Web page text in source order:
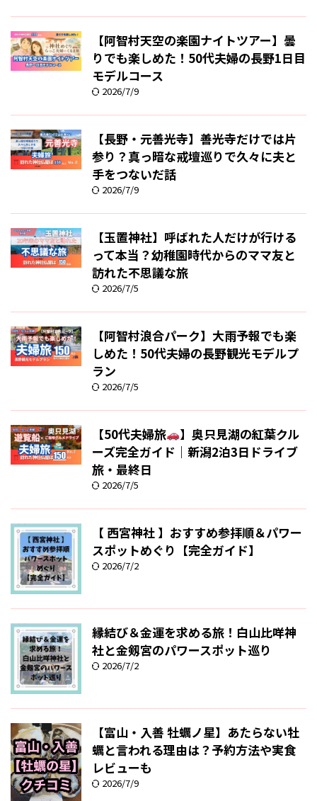
【阿智村天空の楽園ナイトツアー】曇
りでも楽しめた！50代夫婦の長野1日目
モデルコース
2026/7/9
【長野・元善光寺】善光寺だけでは片
参り？真っ暗な戒壇巡りで久々に夫と
手をつないだ話
2026/7/9
【玉置神社】呼ばれた人だけが行ける
って本当？幼稚園時代からのママ友と
訪れた不思議な旅
2026/7/5
【阿智村浪合パーク】大雨予報でも楽
しめた！50代夫婦の長野観光モデルプ
ラン
2026/7/5
【50代夫婦旅
】奥只見湖の紅葉クル
ーズ完全ガイド｜新潟2泊3日ドライブ
旅・最終日
2026/7/5
【 西宮神社 】おすすめ参拝順＆パワー
スポットめぐり【完全ガイド】
2026/7/2
縁結び＆金運を求める旅！白山比咩神
社と金剱宮のパワースポット巡り
2026/7/2
【富山・入善 牡蠣ノ星】あたらない牡
蠣と言われる理由は？予約方法や実食
レビューも
2026/7/9